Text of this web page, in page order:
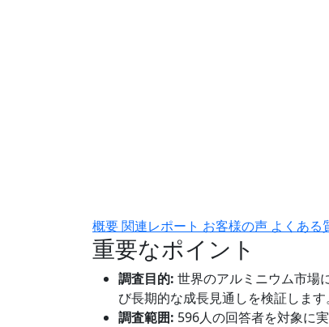
概要関連レポート お客様の声 よくある
重要なポイント
調査目的: 世界のアルミニウム市場
び長期的な成長見通しを検証します。
調査範囲: 596人の回答者を対象に